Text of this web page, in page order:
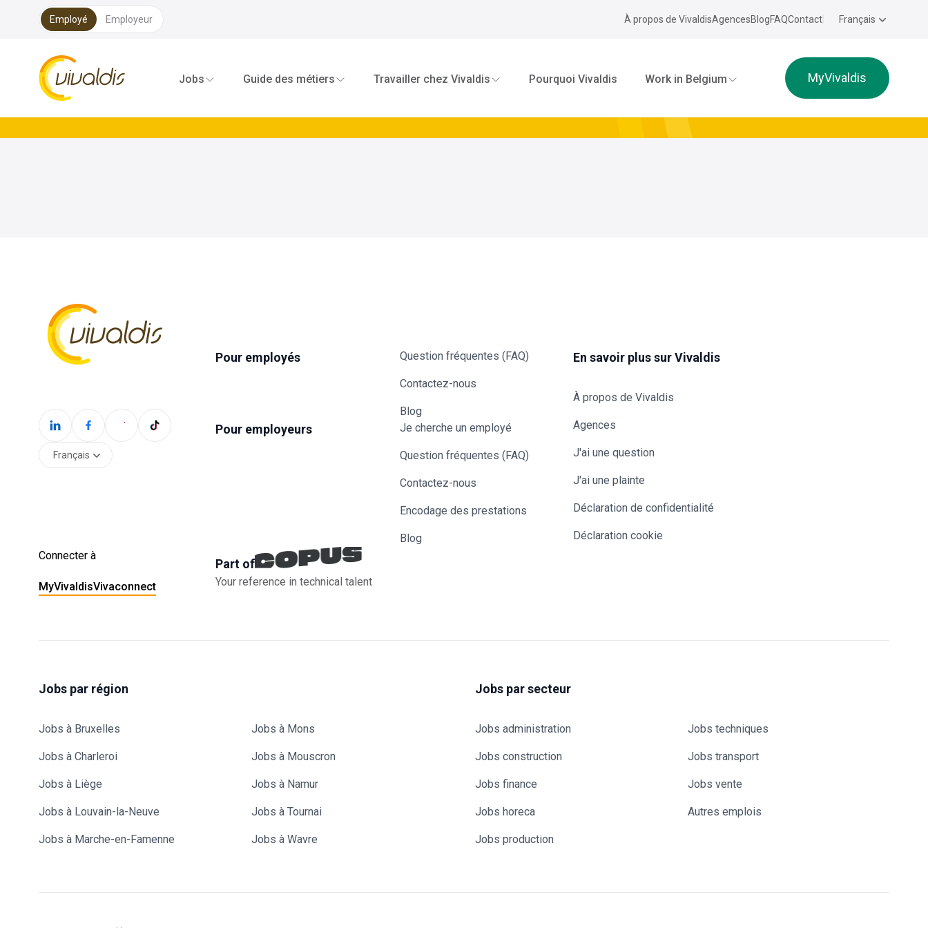
Employé Employeur À propos de VivaldisAgencesBlogFAQContact Français
Vivaldis Interim
Jobs
Guide des métiers Travailler chez Vivaldis Pourquoi Vivaldis Work in Belgium MyVivaldis
Rappelle-moi
Français
Connecter à
MyVivaldisVivaconnect
Pour employés Question fréquentes (FAQ)
Contactez-nous
Blog
Pour employeurs Je cherche un employé
Question fréquentes (FAQ)
Contactez-nous
Encodage des prestations
Blog
Part of
Your reference in technical talent
En savoir plus sur Vivaldis
À propos de Vivaldis
Agences
J'ai une question
J'ai une plainte
Déclaration de confidentialité
Déclaration cookie
Jobs par région
Jobs à Bruxelles
Jobs à Charleroi
Jobs à Liège
Jobs à Louvain-la-Neuve
Jobs à Marche-en-Famenne
Jobs à Mons
Jobs à Mouscron
Jobs à Namur
Jobs à Tournai
Jobs à Wavre
Jobs par secteur
Jobs administration
Jobs construction
Jobs finance
Jobs horeca
Jobs production
Jobs techniques
Jobs transport
Jobs vente
Autres emplois